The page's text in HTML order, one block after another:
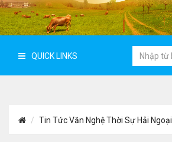
QUICK LINKS
Tin Tức Văn Nghệ Thời Sự Hải Ngoại